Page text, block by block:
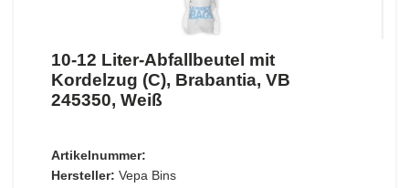
10-12 Liter-Abfallbeutel mit
Kordelzug (C), Brabantia, VB
245350, Weiß
Artikelnummer:
Hersteller: Vepa Bins